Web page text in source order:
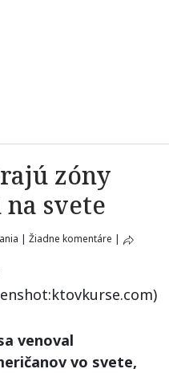
zóny
svete
| Žiadne komentáre |
venoval
vo svete,